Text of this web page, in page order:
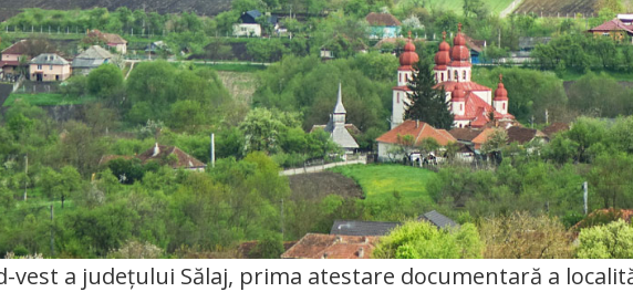
vest a judeţului Sălaj, prima atestare documentară a